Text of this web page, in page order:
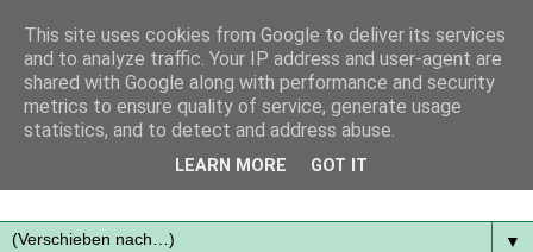
Mit frischen Themen aus der Region immer auf dem
▼
This site uses cookies from Google to deliver its services
and to analyze traffic. Your IP address and user-agent are
shared with Google along with performance and security
metrics to ensure quality of service, generate usage
statistics, and to detect and address abuse.
LEARN MORE GOT IT